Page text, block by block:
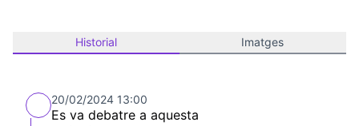
Historial Imatges
20/02/2024 13:00
Es va debatre a aquesta